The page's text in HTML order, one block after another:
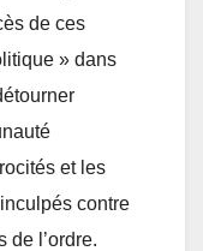
de ces
» dans
et les
contre
de l’ordre.